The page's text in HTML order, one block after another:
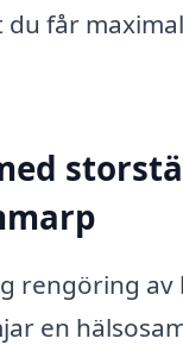
du får
rengöring av
en